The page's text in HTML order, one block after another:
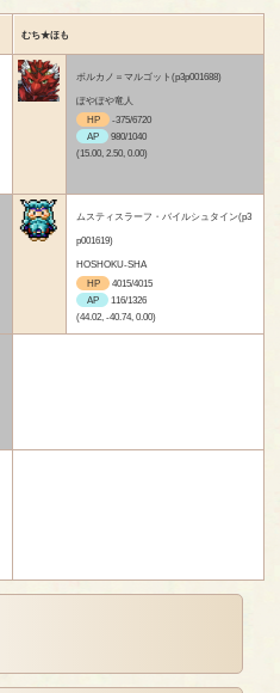
むち★ほも
ボルカノ＝マルゴット(p3p001688)
ぽやぽや竜人
HP
-375/6720
AP
980/1040
(15.00, 2.50, 0.00)
ムスティスラーフ・バイルシュタイン(p3
p001619)
HOSHOKU-SHA
HP
4015/4015
AP
116/1326
(44.02, -40.74, 0.00)